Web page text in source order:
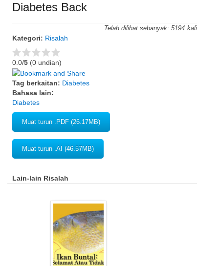
Diabetes Back
Telah dilihat sebanyak: 5194
Kategori: Risalah
0.0/5 (0 undian)
Tag berkaitan: Diabetes
Bahasa lain:
Diabetes
Muat turun .PDF (26.17MB)
Muat turun .AI (46.57MB)
Lain-lain Risalah